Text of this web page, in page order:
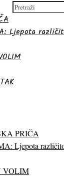
Ljepota
PRIČA
Ljepota
VOLIM